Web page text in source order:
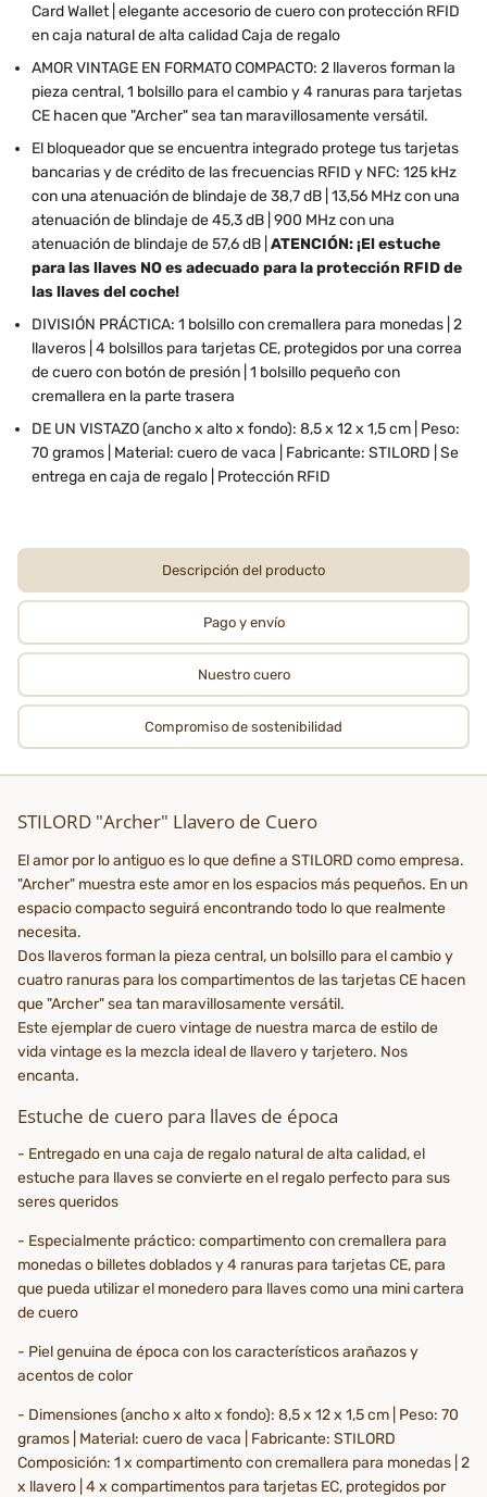
Card Wallet | elegante accesorio de cuero con protección RFID
en caja natural de alta calidad Caja de regalo
AMOR VINTAGE EN FORMATO COMPACTO: 2 llaveros forman la
pieza central, 1 bolsillo para el cambio y 4 ranuras para tarjetas
CE hacen que "Archer" sea tan maravillosamente versátil.
El bloqueador que se encuentra integrado protege tus tarjetas
bancarias y de crédito de las frecuencias RFID y NFC: 125 kHz
con una atenuación de blindaje de 38,7 dB | 13,56 MHz con una
atenuación de blindaje de 45,3 dB | 900 MHz con una
atenuación de blindaje de 57,6 dB | ATENCIÓN: ¡El estuche
para las llaves NO es adecuado para la protección RFID de
las llaves del coche!
DIVISIÓN PRÁCTICA: 1 bolsillo con cremallera para monedas | 2
llaveros | 4 bolsillos para tarjetas CE, protegidos por una correa
de cuero con botón de presión | 1 bolsillo pequeño con
cremallera en la parte trasera
DE UN VISTAZO (ancho x alto x fondo): 8,5 x 12 x 1,5 cm | Peso:
70 gramos | Material: cuero de vaca | Fabricante: STILORD | Se
entrega en caja de regalo | Protección RFID
Descripción del producto
Pago y envío
Nuestro cuero
Compromiso de sostenibilidad
STILORD "Archer" Llavero de Cuero
El amor por lo antiguo es lo que define a STILORD como empresa.
"Archer" muestra este amor en los espacios más pequeños. En un
espacio compacto seguirá encontrando todo lo que realmente
necesita.
Dos llaveros forman la pieza central, un bolsillo para el cambio y
cuatro ranuras para los compartimentos de las tarjetas CE hacen
que "Archer" sea tan maravillosamente versátil.
Este ejemplar de cuero vintage de nuestra marca de estilo de
vida vintage es la mezcla ideal de llavero y tarjetero. Nos
encanta.
Estuche de cuero para llaves de época
- Entregado en una caja de regalo natural de alta calidad, el
estuche para llaves se convierte en el regalo perfecto para sus
seres queridos
- Especialmente práctico: compartimento con cremallera para
monedas o billetes doblados y 4 ranuras para tarjetas CE, para
que pueda utilizar el monedero para llaves como una mini cartera
de cuero
- Piel genuina de época con los característicos arañazos y
acentos de color
- Dimensiones (ancho x alto x fondo): 8,5 x 12 x 1,5 cm | Peso: 70
gramos | Material: cuero de vaca | Fabricante: STILORD
Composición: 1 x compartimento con cremallera para monedas | 2
x llavero | 4 x compartimentos para tarjetas EC, protegidos por